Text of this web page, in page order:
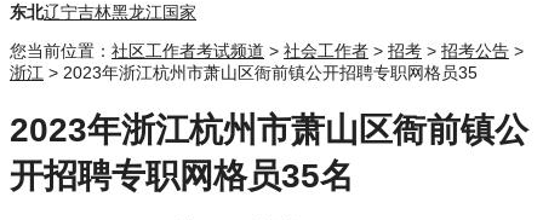
东北辽宁吉林黑龙江国家
您当前位置： 社区工作者考试频道 > 社会工作者 > 招考 > 招考公告 >
浙江 > 2023年浙江杭州市萧山区衙前镇公开招聘专职网格员35
2023年浙江杭州市萧山区衙前镇公
开招聘专职网格员35名